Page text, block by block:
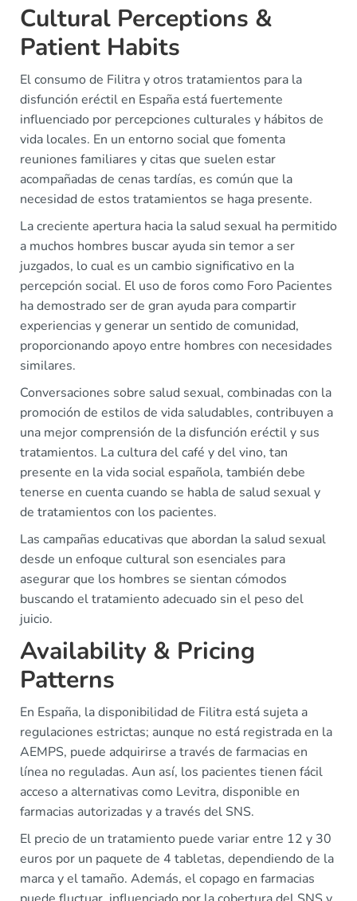
Cultural Perceptions &
Patient Habits
El consumo de Filitra y otros tratamientos para la
disfunción eréctil en España está fuertemente
influenciado por percepciones culturales y hábitos de
vida locales. En un entorno social que fomenta
reuniones familiares y citas que suelen estar
acompañadas de cenas tardías, es común que la
necesidad de estos tratamientos se haga presente.
La creciente apertura hacia la salud sexual ha permitido
a muchos hombres buscar ayuda sin temor a ser
juzgados, lo cual es un cambio significativo en la
percepción social. El uso de foros como Foro Pacientes
ha demostrado ser de gran ayuda para compartir
experiencias y generar un sentido de comunidad,
proporcionando apoyo entre hombres con necesidades
similares.
Conversaciones sobre salud sexual, combinadas con la
promoción de estilos de vida saludables, contribuyen a
una mejor comprensión de la disfunción eréctil y sus
tratamientos. La cultura del café y del vino, tan
presente en la vida social española, también debe
tenerse en cuenta cuando se habla de salud sexual y
de tratamientos con los pacientes.
Las campañas educativas que abordan la salud sexual
desde un enfoque cultural son esenciales para
asegurar que los hombres se sientan cómodos
buscando el tratamiento adecuado sin el peso del
juicio.
Availability & Pricing
Patterns
En España, la disponibilidad de Filitra está sujeta a
regulaciones estrictas; aunque no está registrada en la
AEMPS, puede adquirirse a través de farmacias en
línea no reguladas. Aun así, los pacientes tienen fácil
acceso a alternativas como Levitra, disponible en
farmacias autorizadas y a través del SNS.
El precio de un tratamiento puede variar entre 12 y 30
euros por un paquete de 4 tabletas, dependiendo de la
marca y el tamaño. Además, el copago en farmacias